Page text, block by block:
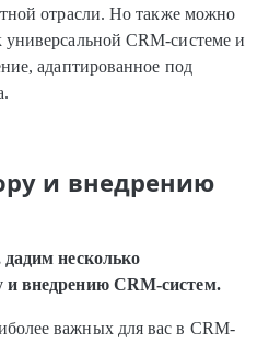
отрасли. Но также можно
CRM-системе и
адаптированное под
и внедрению
несколько
внедрению CRM-систем.
важных для вас в CRM-